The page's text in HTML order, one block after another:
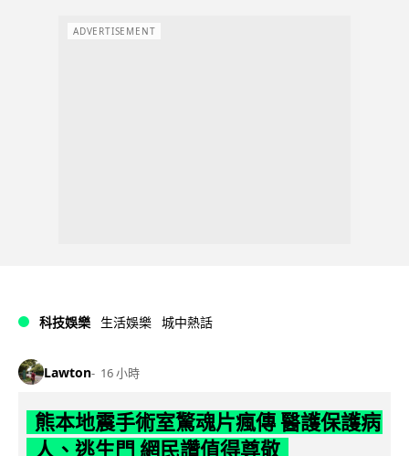
ADVERTISEMENT
科技娛樂 生活娛樂 城中熱話
Lawton 16 小時
熊本地震手術室驚魂片瘋傳 醫護保護病
人、逃生門 網民讚值得尊敬